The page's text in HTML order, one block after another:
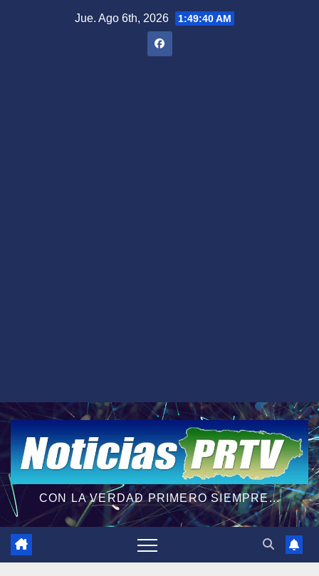
Jue. Ago 6th, 2026 1:49:41 AM
CON LA VERDAD PRIMERO SIEMPRE...